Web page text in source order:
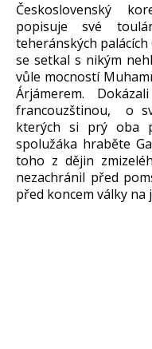
Československý
popisuje své
teheránských
se setkal s nikým
vůle mocností
Árjámerem.
francouzštinou, o
kterých si prý oba
spolužáka hraběte
toho z dějin
nezachránil před
před koncem války